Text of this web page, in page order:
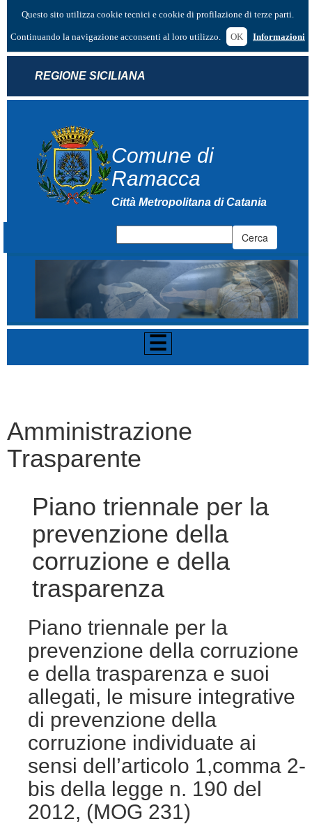
Questo sito utilizza cookie tecnici e cookie di profilazione di terze parti.
Continuando la navigazione acconsenti al loro utilizzo. OK Informazioni
REGIONE SICILIANA
Comune di
Ramacca
Città Metropolitana di Catania
☰
Amministrazione
Trasparente
Piano triennale per la
prevenzione della
corruzione e della
trasparenza
Piano triennale per la
prevenzione della corruzione
e della trasparenza e suoi
allegati, le misure integrative
di prevenzione della
corruzione individuate ai
sensi dell’articolo 1,comma 2-
bis della legge n. 190 del
2012, (MOG 231)